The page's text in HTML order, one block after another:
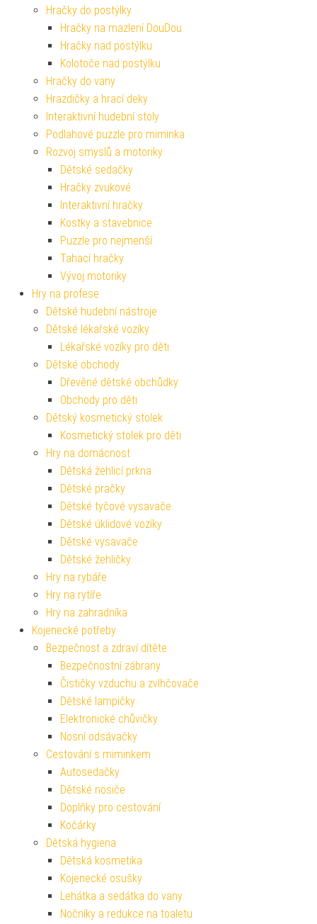
Hračky do postýlky
Hračky na mazlení DouDou
Hračky nad postýlku
Kolotoče nad postýlku
Hračky do vany
Hrazdičky a hrací deky
Interaktivní hudební stoly
Podlahové puzzle pro miminka
Rozvoj smyslů a motoriky
Dětské sedačky
Hračky zvukové
Interaktivní hračky
Kostky a stavebnice
Puzzle pro nejmenší
Tahací hračky
Vývoj motoriky
Hry na profese
Dětské hudební nástroje
Dětské lékařské vozíky
Lékařské vozíky pro děti
Dětské obchody
Dřevěné dětské obchůdky
Obchody pro děti
Dětský kosmetický stolek
Kosmetický stolek pro děti
Hry na domácnost
Dětská žehlicí prkna
Dětské pračky
Dětské tyčové vysavače
Dětské úklidové vozíky
Dětské vysavače
Dětské žehličky
Hry na rybáře
Hry na rytíře
Hry na zahradníka
Kojenecké potřeby
Bezpečnost a zdraví dítěte
Bezpečnostní zábrany
Čističky vzduchu a zvlhčovače
Dětské lampičky
Elektronické chůvičky
Nosní odsávačky
Cestování s miminkem
Autosedačky
Dětské nosiče
Doplňky pro cestování
Kočárky
Dětská hygiena
Dětská kosmetika
Kojenecké osušky
Lehátka a sedátka do vany
Nočníky a redukce na toaletu